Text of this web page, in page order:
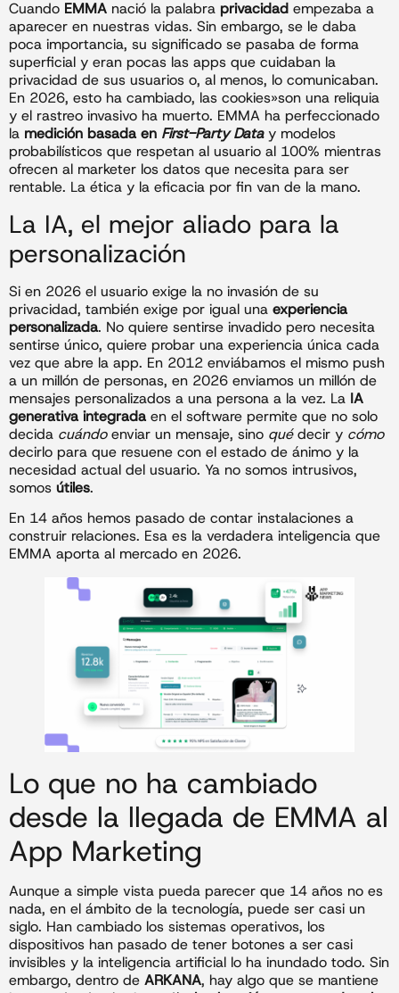
Cuando EMMA nació la palabra privacidad empezaba a
aparecer en nuestras vidas. Sin embargo, se le daba
poca importancia, su significado se pasaba de forma
superficial y eran pocas las apps que cuidaban la
privacidad de sus usuarios o, al menos, lo comunicaban.
En 2026, esto ha cambiado, las cookies»son una reliquia
y el rastreo invasivo ha muerto. EMMA ha perfeccionado
la medición basada en First-Party Data y modelos
probabilísticos que respetan al usuario al 100% mientras
ofrecen al marketer los datos que necesita para ser
rentable. La ética y la eficacia por fin van de la mano.
La IA, el mejor aliado para la
personalización
Si en 2026 el usuario exige la no invasión de su
privacidad, también exige por igual una experiencia
personalizada. No quiere sentirse invadido pero necesita
sentirse único, quiere probar una experiencia única cada
vez que abre la app. En 2012 enviábamos el mismo push
a un millón de personas, en 2026 enviamos un millón de
mensajes personalizados a una persona a la vez. La IA
generativa integrada en el software permite que no solo
decida cuándoenviar un mensaje, sino quédecir y cómo
decirlo para que resuene con el estado de ánimo y la
necesidad actual del usuario. Ya no somos intrusivos,
somos útiles.
En 14 años hemos pasado de contar instalaciones a
construir relaciones. Esa es la verdadera inteligencia que
EMMA aporta al mercado en 2026.
Lo que no ha cambiado
desde la llegada de EMMA al
App Marketing
Aunque a simple vista pueda parecer que 14 años no es
nada, en el ámbito de la tecnología, puede ser casi un
siglo. Han cambiado los sistemas operativos, los
dispositivos han pasado de tener botones a ser casi
invisibles y la inteligencia artificial lo ha inundado todo. Sin
embargo, dentro de ARKANA, hay algo que se mantiene